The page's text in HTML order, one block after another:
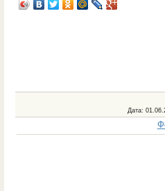
Дата: